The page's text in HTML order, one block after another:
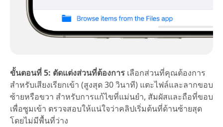
ขั้นตอนที่ 5: ตัดแต่งส่วนที่ต้องการ เลือกส่วนที่คุณต้องการ
สำหรับเสียงเรียกเข้า (สูงสุด 30 วินาที) แตะไฟล์และลากขอบ
ซ้ายหรือขวา สำหรับการแก้ไขที่แม่นยำ, สัมผัสและถือที่ขอบ
เพื่อซูมเข้า ตรวจสอบให้แน่ใจว่าคลิปเริ่มต้นที่ด้านซ้ายสุด
โดยไม่มีพื้นที่ว่าง